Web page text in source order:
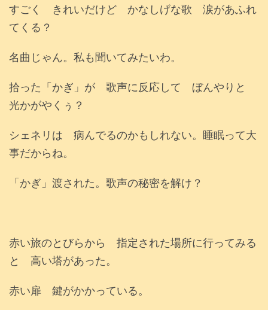
すごく きれいだけど かなしげな歌 涙があふれ
てくる？
名曲じゃん。私も聞いてみたいわ。
拾った「かぎ」が 歌声に反応して ぼんやりと
光かがやくぅ？
シェネリは 病んでるのかもしれない。睡眠って大
事だからね。
「かぎ」渡された。歌声の秘密を解け？
赤い旅のとびらから 指定された場所に行ってみる
と 高い塔があった。
赤い扉 鍵がかかっている。